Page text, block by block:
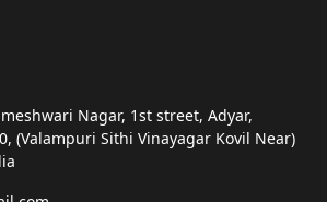
Nagar, 1st street, Adyar,
(Valampuri Sithi Vinayagar Kovil Near)